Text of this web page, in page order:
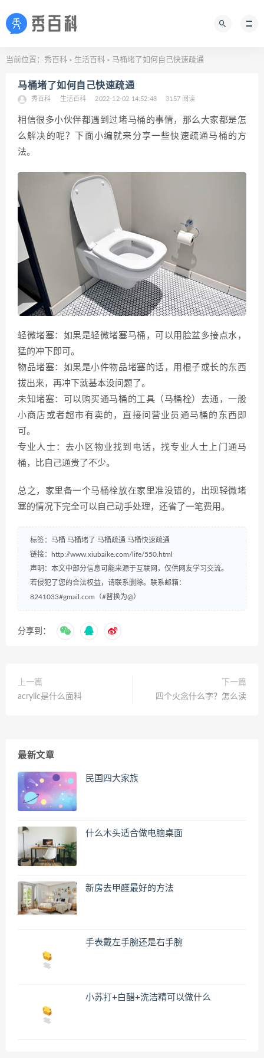
当前位置： 秀百科 > 生活百科 > 马桶堵了如何自己快速疏通
马桶堵了如何自己快速疏通
秀百科 生活百科 2022-12-02 14:52:48 3157 阅读
相信很多小伙伴都遇到过堵马桶的事情，那么大家都是怎
么解决的呢？下面小编就来分享一些快速疏通马桶的方
法。
轻微堵塞：如果是轻微堵塞马桶，可以用脸盆多接点水，
猛的冲下即可。
物品堵塞：如果是小件物品堵塞的话，用棍子或长的东西
拔出来，再冲下就基本没问题了。
未知堵塞：可以购买通马桶的工具（马桶栓）去通，一般
小商店或者超市有卖的，直接问营业员通马桶的东西即
可。
专业人士：去小区物业找到电话，找专业人士上门通马
桶，比自己通贵了不少。
总之，家里备一个马桶栓放在家里准没错的，出现轻微堵
塞的情况下完全可以自己动手处理，还省了一笔费用。
标签： 马桶 马桶堵了 马桶疏通 马桶快速疏通
链接：
http://www.xiubaike.com/life/550.html
声明：本文中部分信息可能来源于互联网，仅供网友学习交流。
若侵犯了您的合法权益，请联系删除。联系邮箱：
8241033#gmail.com（#替换为@）
分享到：
上一篇
acrylic是什么面料
下一篇
四个火念什么字？怎么读
最新文章
民国四大家族
什么木头适合做电脑桌面
新房去甲醛最好的方法
手表戴左手腕还是右手腕
小苏打+白醋+洗洁精可以做什么